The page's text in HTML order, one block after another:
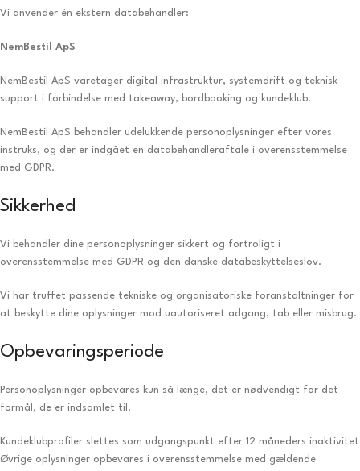
Vi anvender én ekstern databehandler:
NemBestil ApS
NemBestil ApS varetager digital infrastruktur, systemdrift og teknisk
support i forbindelse med takeaway, bordbooking og kundeklub.
NemBestil ApS behandler udelukkende personoplysninger efter vores
instruks, og der er indgået en databehandleraftale i overensstemmelse
med GDPR.
Sikkerhed
Vi behandler dine personoplysninger sikkert og fortroligt i
overensstemmelse med GDPR og den danske databeskyttelseslov.
Vi har truffet passende tekniske og organisatoriske foranstaltninger for
at beskytte dine oplysninger mod uautoriseret adgang, tab eller misbrug.
Opbevaringsperiode
Personoplysninger opbevares kun så længe, det er nødvendigt for det
formål, de er indsamlet til.
Kundeklubprofiler slettes som udgangspunkt efter 12 måneders inaktivitet
Øvrige oplysninger opbevares i overensstemmelse med gældende